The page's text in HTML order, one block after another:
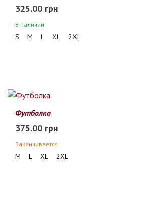
325.00 грн
В наличии
S M L XL 2XL
Футболка
375.00 грн
Заканчивается
M L XL 2XL